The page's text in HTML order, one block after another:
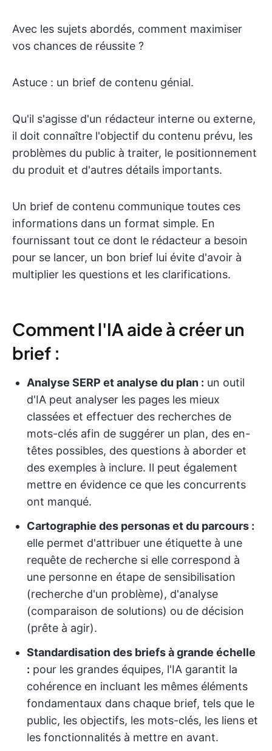
Avec les sujets abordés, comment maximiser
vos chances de réussite ?
Astuce : un brief de contenu génial.
Qu'il s'agisse d'un rédacteur interne ou externe,
il doit connaître l'objectif du contenu prévu, les
problèmes du public à traiter, le positionnement
du produit et d'autres détails importants.
Un brief de contenu communique toutes ces
informations dans un format simple. En
fournissant tout ce dont le rédacteur a besoin
pour se lancer, un bon brief lui évite d'avoir à
multiplier les questions et les clarifications.
Comment l'IA aide à créer un
brief :
Analyse SERP et analyse du plan : un outil
d'IA peut analyser les pages les mieux
classées et effectuer des recherches de
mots-clés afin de suggérer un plan, des en-
têtes possibles, des questions à aborder et
des exemples à inclure. Il peut également
mettre en évidence ce que les concurrents
ont manqué.
Cartographie des personas et du parcours :
elle permet d'attribuer une étiquette à une
requête de recherche si elle correspond à
une personne en étape de sensibilisation
(recherche d'un problème), d'analyse
(comparaison de solutions) ou de décision
(prête à agir).
Standardisation des briefs à grande échelle
: pour les grandes équipes, l'IA garantit la
cohérence en incluant les mêmes éléments
fondamentaux dans chaque brief, tels que le
public, les objectifs, les mots-clés, les liens et
les fonctionnalités à mettre en avant.